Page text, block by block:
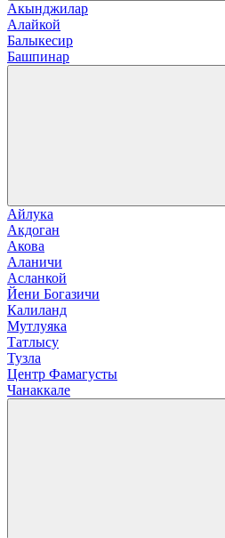
Акынджилар
Алайкой
Балыкесир
Башпинар
Айлука
Акдоган
Акова
Аланичи
Асланкой
Йени Богазичи
Калиланд
Мутлуяка
Татлысу
Тузла
Центр Фамагусты
Чанаккале